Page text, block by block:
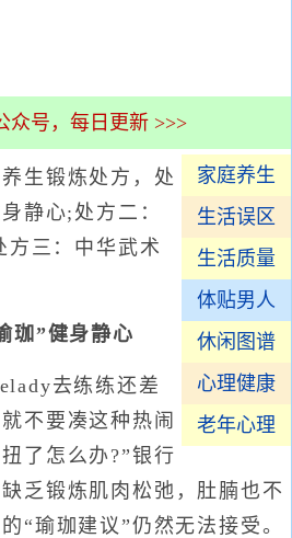
众号，每日更新 >>>
家庭养生
生活误区
生活质量
体贴男人
休闲图谱
心理健康
老年心理
生锻炼处方，处
静心;处方二：
方三：中华武术
珈”健身静心
去练练还差
不要凑这种热闹
了怎么办?”银行
乏锻炼肌肉松弛，肚腩也不
“瑜珈建议”仍然无法接受。